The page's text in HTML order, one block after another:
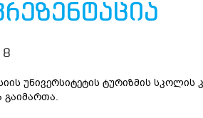
უნივერსიტეტის ტურიზმის
გაიმართა.